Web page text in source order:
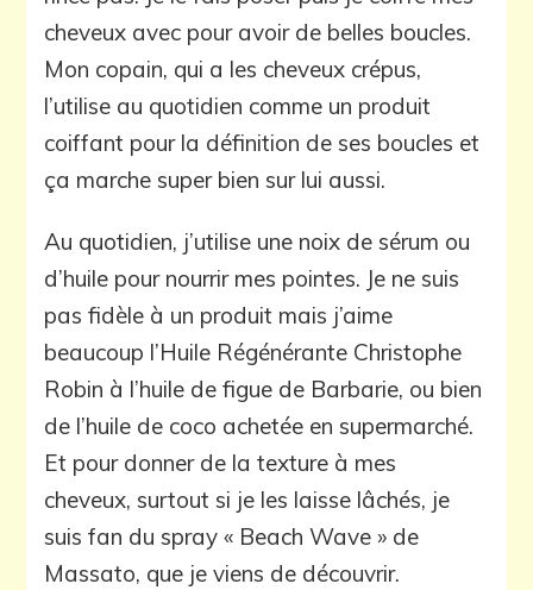
cheveux avec pour avoir de belles boucles.
Mon copain, qui a les cheveux crépus,
l’utilise au quotidien comme un produit
coiffant pour la définition de ses boucles et
ça marche super bien sur lui aussi.
Au quotidien, j’utilise une noix de sérum ou
d’huile pour nourrir mes pointes. Je ne suis
pas fidèle à un produit mais j’aime
beaucoup l’Huile Régénérante Christophe
Robin à l’huile de figue de Barbarie, ou bien
de l’huile de coco achetée en supermarché.
Et pour donner de la texture à mes
cheveux, surtout si je les laisse lâchés, je
suis fan du spray « Beach Wave » de
Massato, que je viens de découvrir.